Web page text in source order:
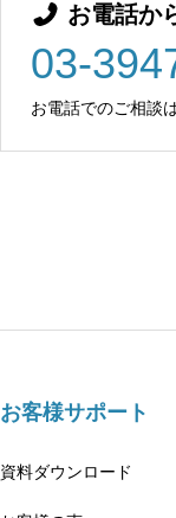
お電話か
03-
お電話でのご相談
お客様サポート
資料ダウンロード